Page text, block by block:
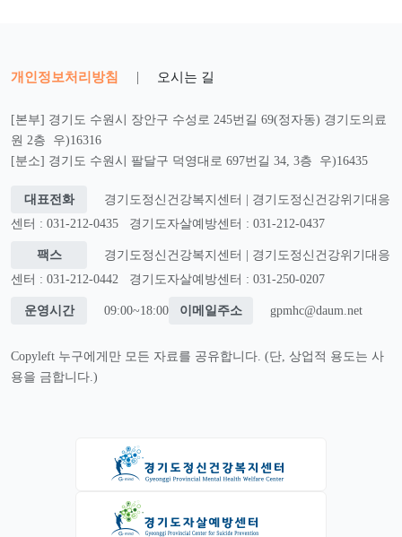
개인정보처리방침 | 오시는 길
[본부] 경기도 수원시 장안구 수성로 245번길 69(정자동) 경기도의료
원 2층 우)16316
[분소] 경기도 수원시 팔달구 덕영대로 697번길 34, 3층 우)16435
대표전화
경기도정신건강복지센터 | 경기도정신건강위기대응
센터 : 031-212-0435
경기도자살예방센터 : 031-212-0437
팩스
경기도정신건강복지센터 | 경기도정신건강위기대응
센터 : 031-212-0442
경기도자살예방센터 : 031-250-0207
운영시간 09:00~18:00 이메일주소 gpmhc@daum.net
Copyleft 누구에게만 모든 자료를 공유합니다. (단, 상업적 용도는 사
용을 금합니다.)